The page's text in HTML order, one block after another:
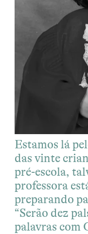
Estamos lá
das vinte
pré-escola,
professora
preparando
“Serão dez
palavras com